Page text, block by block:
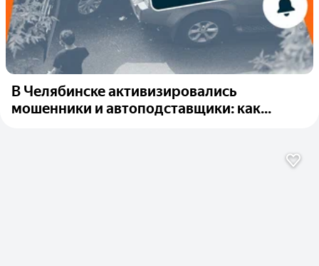
В Челябинске активизировались
мошенники и автоподставщики: как...